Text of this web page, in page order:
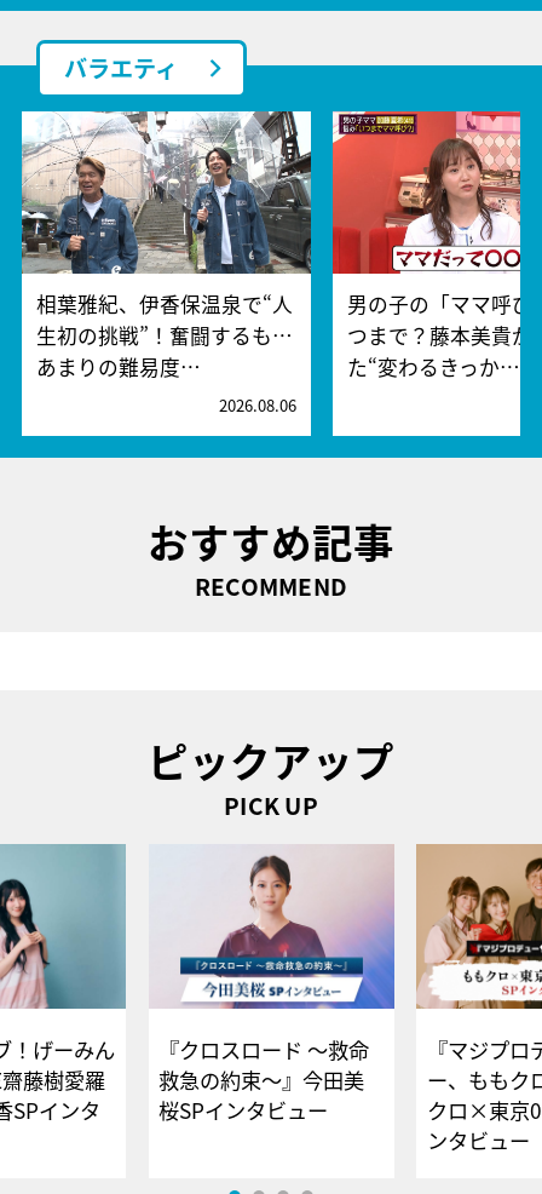
バラエティ
相葉雅紀、伊香保温泉で“人
生初の挑戦”！奮闘するも…
あまりの難易度…
2026.08.06
男の子の「ママ呼び
つまで？藤本美貴が
た“変わるきっか…
おすすめ記事
RECOMMEND
ピックアップ
PICK UP
！げーみん
藤樹愛羅
SPインタ
『クロスロード ～救命
救急の約束～』今田美
桜SPインタビュー
『マジプロ
ー、ももク
クロ×東京
ンタビュー